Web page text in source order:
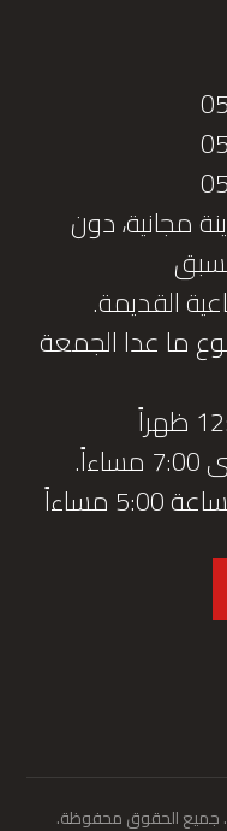
مجانية، دون
القديمة.
ما عدا الجمعة
جميع الحقوق محفوظة.